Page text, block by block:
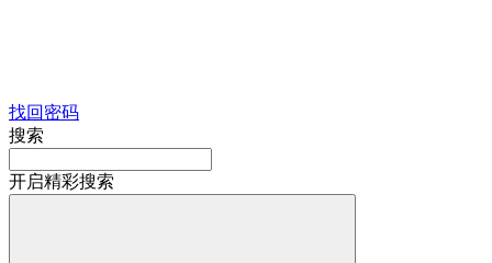
找回密码
搜索
开启精彩搜索